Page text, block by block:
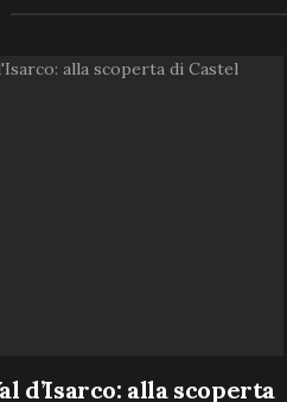
d’Isarco: alla scoperta